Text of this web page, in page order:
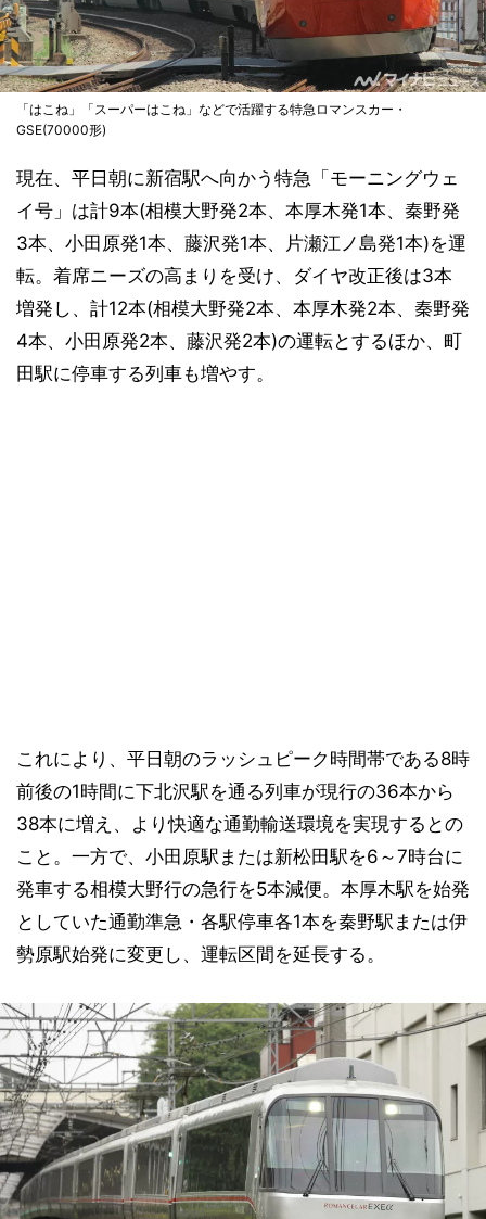
「はこね」「スーパーはこね」などで活躍する特急ロマンスカー・
GSE(70000形)
現在、平日朝に新宿駅へ向かう特急「モーニングウェ
イ号」は計9本(相模大野発2本、本厚木発1本、秦野発
3本、小田原発1本、藤沢発1本、片瀬江ノ島発1本)を運
転。着席ニーズの高まりを受け、ダイヤ改正後は3本
増発し、計12本(相模大野発2本、本厚木発2本、秦野発
4本、小田原発2本、藤沢発2本)の運転とするほか、町
田駅に停車する列車も増やす。
これにより、平日朝のラッシュピーク時間帯である8時
前後の1時間に下北沢駅を通る列車が現行の36本から
38本に増え、より快適な通勤輸送環境を実現するとの
こと。一方で、小田原駅または新松田駅を6～7時台に
発車する相模大野行の急行を5本減便。本厚木駅を始発
としていた通勤準急・各駅停車各1本を秦野駅または伊
勢原駅始発に変更し、運転区間を延長する。